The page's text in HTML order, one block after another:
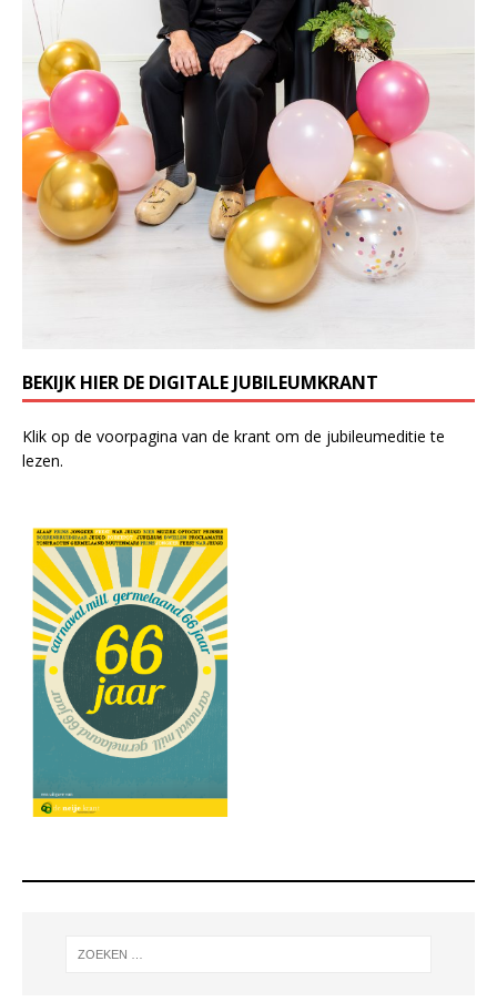
BEKIJK HIER DE DIGITALE JUBILEUMKRANT
Klik op de voorpagina van de krant om de jubileumeditie te
lezen.